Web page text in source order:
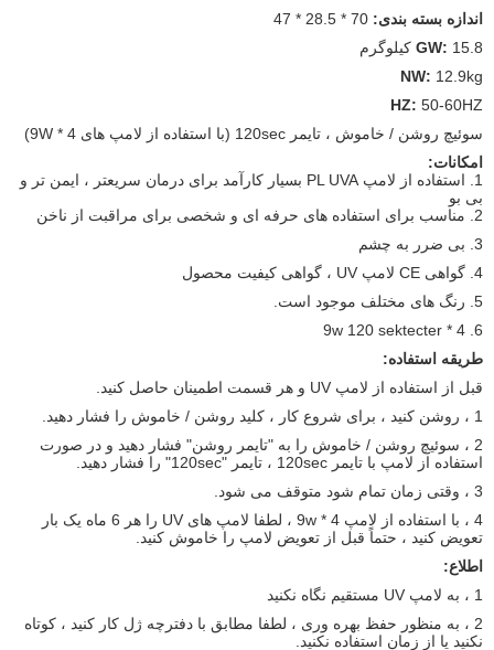
اندازه بسته بندی:
GW: 15.8 کیلوگرم
NW: 12.9kg
HZ: 50-60HZ
سوئیچ روشن / خاموش ، تایمر 120sec (با استفاده از لامپ های 4 * 9W)
امکانات:
1. استفاده از لامپ PL UVA بسیار کارآمد برای درمان سریعتر ، ایمن تر و
بی بو
2. مناسب برای استفاده های حرفه ای و شخصی برای مراقبت از ناخن
3. بی ضرر به چشم
4. گواهی CE لامپ UV ، گواهی کیفیت محصول
5. رنگ های مختلف موجود است.
6. 4 * 9w 120 sektecter
طریقه استفاده:
قبل از استفاده از لامپ UV و هر قسمت اطمینان حاصل کنید.
1 ، روشن کنید ، برای شروع کار ، کلید روشن / خاموش را فشار دهید.
2 ، سوئیچ روشن / خاموش را به "تایمر روشن" فشار دهید و در صورت
استفاده از لامپ با تایمر 120sec ، تایمر "120sec" را فشار دهید.
3 ، وقتی زمان تمام شود متوقف می شود.
4 ، با استفاده از لامپ 4 * 9w ، لطفا لامپ های UV را هر 6 ماه یک بار
تعویض کنید ، حتماً قبل از تعویض لامپ را خاموش کنید.
اطلاع:
1 ، به لامپ UV مستقیم نگاه نکنید
2 ، به منظور حفظ بهره وری ، لطفا مطابق با دفترچه ژل کار کنید ، کوتاه
نکنید یا از زمان استفاده نکنید.